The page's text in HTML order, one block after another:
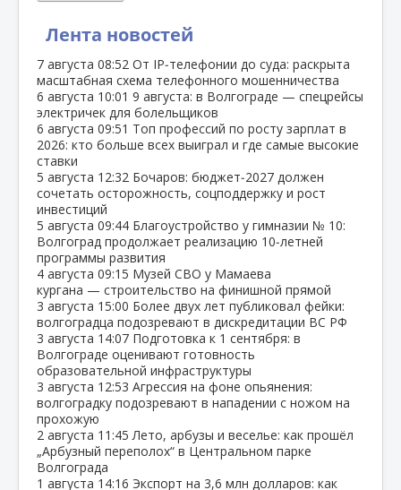
Лента новостей
7 августа 08:52 От IP‑телефонии до суда: раскрыта
масштабная схема телефонного мошенничества
6 августа 10:01 9 августа: в Волгограде — спецрейсы
электричек для болельщиков
6 августа 09:51 Топ профессий по росту зарплат в
2026: кто больше всех выиграл и где самые высокие
ставки
5 августа 12:32 Бочаров: бюджет‑2027 должен
сочетать осторожность, соцподдержку и рост
инвестиций
5 августа 09:44 Благоустройство у гимназии № 10:
Волгоград продолжает реализацию 10‑летней
программы развития
4 августа 09:15 Музей СВО у Мамаева
кургана — строительство на финишной прямой
3 августа 15:00 Более двух лет публиковал фейки:
волгоградца подозревают в дискредитации ВС РФ
3 августа 14:07 Подготовка к 1 сентября: в
Волгограде оценивают готовность
образовательной инфраструктуры
3 августа 12:53 Агрессия на фоне опьянения:
волгоградку подозревают в нападении с ножом на
прохожую
2 августа 11:45 Лето, арбузы и веселье: как прошёл
„Арбузный переполох“ в Центральном парке
Волгограда
1 августа 14:16 Экспорт на 3,6 млн долларов: как